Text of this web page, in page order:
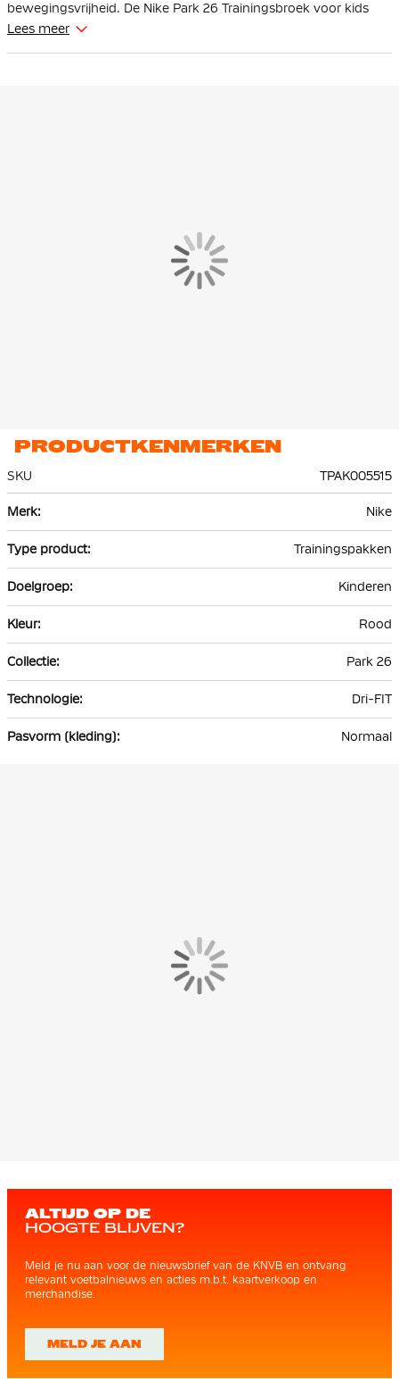
bewegingsvrijheid. De Nike Park 26 Trainingsbroek voor kids
heeft een standaard pasvorm en is voorzien van een elastische
Het Nike Park 26 Trainingsjack en de Trainingsbroek zijn
gemaakt van 100% gerecycled polyester. Dankzij de Nike Dri-FIT
technologie wordt zweet effectief afgevoerd naar de bovenste
laag van de stof, waardoor je droog en comfortabel blijf.
Lees meer
PRODUCTKENMERKEN
SKU
TPAK005515
informatie
Nike
Trainingspakken
Kinderen
Rood
Park 26
Dri-FIT
Normaal
ALTIJD OP DE
HOOGTE BLIJVEN?
Meld je nu aan voor de nieuwsbrief van de KNVB en ontvang
relevant voetbalnieuws en acties m.b.t. kaartverkoop en
merchandise.
MELD JE AAN